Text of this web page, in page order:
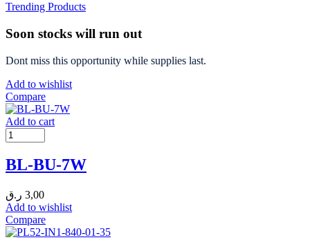
Trending Products
Soon stocks will run out
Dont miss this opportunity while supplies last.
Add to wishlist
Compare
Add to cart
BL-BU-7W
3,00 ر.ق
Add to wishlist
Compare